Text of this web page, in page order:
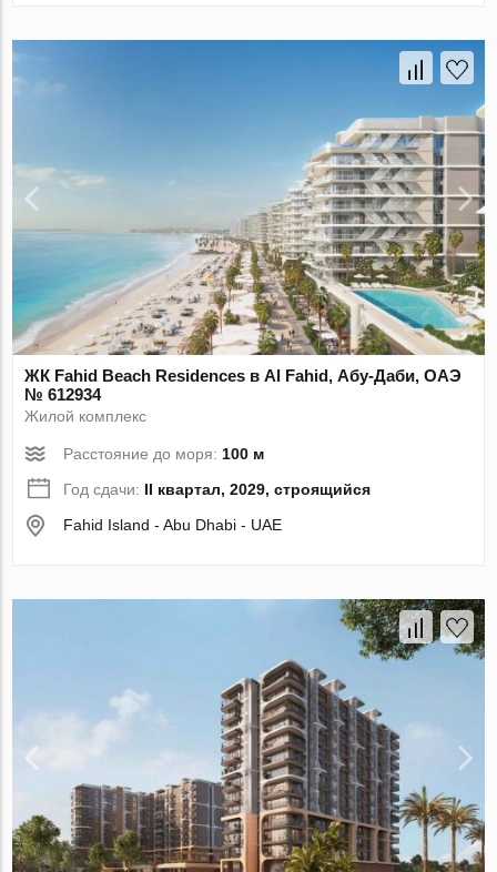
ЖК Fahid Beach Residences в Al Fahid, Абу-Даби, ОАЭ
№ 612934
Жилой комплекс
Расстояние до моря: 100 м
Год сдачи: II квартал, 2029, строящийся
Fahid Island - Abu Dhabi - UAE